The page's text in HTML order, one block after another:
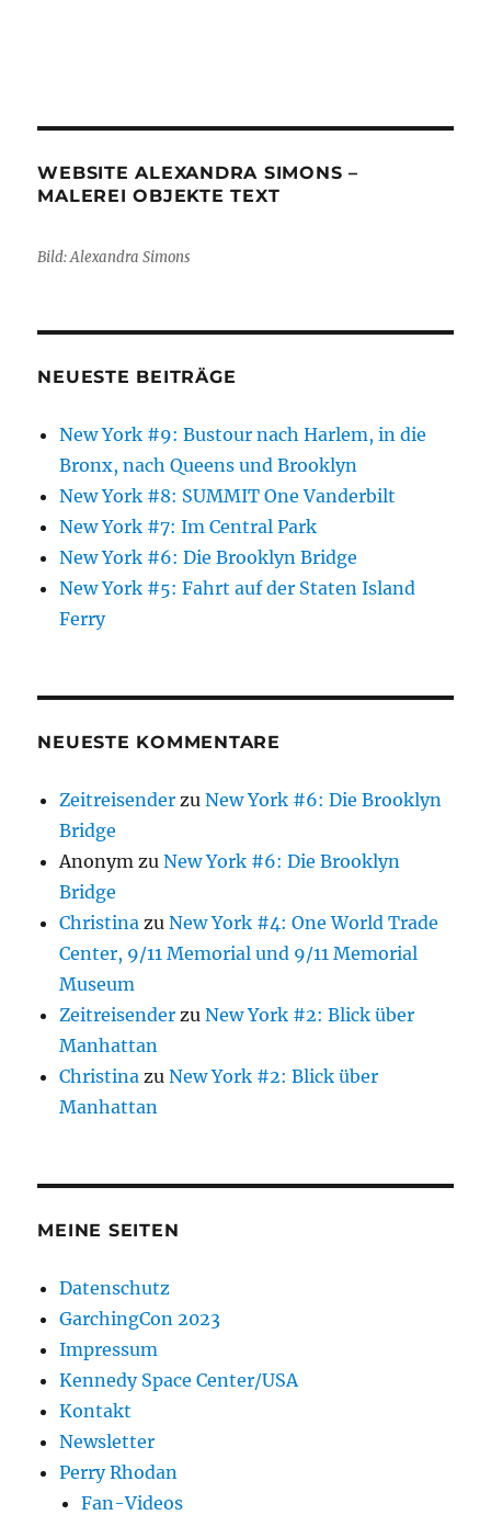
WEBSITE ALEXANDRA SIMONS –
MALEREI OBJEKTE TEXT
Bild: Alexandra Simons
NEUESTE BEITRÄGE
New York #9: Bustour nach Harlem, in die
Bronx, nach Queens und Brooklyn
New York #8: SUMMIT One Vanderbilt
New York #7: Im Central Park
New York #6: Die Brooklyn Bridge
New York #5: Fahrt auf der Staten Island
Ferry
NEUESTE KOMMENTARE
Zeitreisender zuNew York #6: Die Brooklyn
Bridge
Anonym zuNew York #6: Die Brooklyn
Bridge
Christina zuNew York #4: One World Trade
Center, 9/11 Memorial und 9/11 Memorial
Museum
Zeitreisender zuNew York #2: Blick über
Manhattan
Christina zuNew York #2: Blick über
Manhattan
MEINE SEITEN
Datenschutz
GarchingCon 2023
Impressum
Kennedy Space Center/USA
Kontakt
Newsletter
Perry Rhodan
Fan-Videos